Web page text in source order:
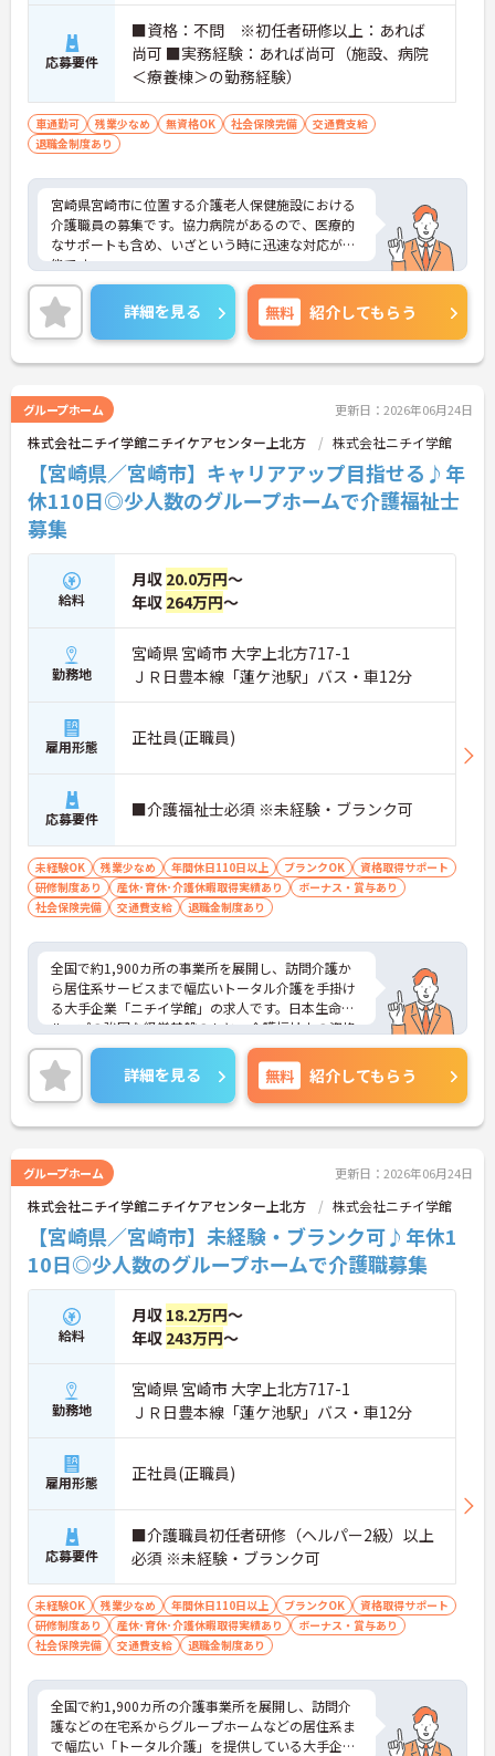
応募要件
■資格：不問 ※初任者研修以上：あれば
尚可 ■実務経験：あれば尚可（施設、病院
＜療養棟＞の勤務経験）
車通勤可 残業少なめ 無資格OK 社会保険完備
交通費支給
退職金制度あり
宮崎県宮崎市に位置する介護老人保健施設における
介護職員の募集です。協力病院があるので、医療的
なサポートも含め、いざという時に迅速な対応が可
能です。
残業は月平均4時間程度です。ワークライフバランス
を保ちながらご勤務いただけます。また、今回の募
集では資格や経験などは問いません。どなたでも介
護のお仕事にチャレンジしていただける環境です！
ご興味のある方には、面接対策ポイントなど、さら
い！
詳細を見る 無料 紹介してもらう
グループホーム 更新日：2026年06月24日
株式会社ニチイ学館ニチイケアセンター上北方 株式会社ニチイ学館
【宮崎県／宮崎市】キャリアアップ目指せる♪年
休110日◎少人数のグループホームで介護福祉士
募集
給料
月収 20.0万円～
年収 264万円～
勤務地
宮崎県 宮崎市 大字上北方717-1
ＪＲ日豊本線「蓮ケ池駅」バス・車12分
雇用形態 正社員(正職員)
応募要件 ■介護福祉士必須 ※未経験・ブランク可
未経験OK 残業少なめ 年間休日110日以上 ブランクOK
資格取得サポート
研修制度あり
産休･育休･介護休暇取得実績あり
ボーナス・賞与あり
社会保険完備
交通費支給 退職金制度あり
全国で約1,900カ所の事業所を展開し、訪問介護か
ら居住系サービスまで幅広いトータル介護を手掛け
る大手企業「ニチイ学館」の求人です。日本生命グ
ループの強固な経営基盤のもと、介護福祉士の資格
を最大限に活かしてキャリアアップできる環境が整
っています。毎月1万8000円の資格手当が支給され
るだけでなく、将来的にサービス管理者や拠点管理
者、ケアマネジャーへと進むための「サービス管理
者研修」等の充実した支援制度が魅力です。20～30
一方で、40～60代の方も安心できる最大2万円の勤
続年数手当や退職金制度などの福利厚生を完備して
います。企業主導型保育所の利用や10～18歳のお子
様への子ども手当などライフステージの変化にも対
応しており、グループホームでの1対1の丁寧なケア
という現場のやりがいを感じながら、確かなキャリ
アと長期的な働きやすさの両方を手に入れられる職
場です。
＜介護福祉士の資格を活かし、さらなる高みを目指
せる環境です＞大手ならではの丁寧な拠点研修や半
年間のOJTがあり、新しい職場への不安をしっかり
解消できます。1ユニット9名の少人数制グループホ
ームのため、お客様と1対1で深く関わるケアが叶う
受講し、施設長やケアマネジャーへステップアップ
できる明確なキャリアマップが用意されています
＜手厚い子育て支援！プライベートも大切にできる
環境＞ 「ワークライフバランスを重視する方にも大
変おすすめの求人です。希望を考慮したシフト作成
や半日単位で取得できる有給休暇など、無理なく働
ける体制が整っています。特に子育て支援が手厚
く、10～18歳のお子様を対象とした『子ども手当』
や、企業主導型保育所の利用手当（月1万円）など
も充実！ご家族の急な体調不良時には家族愛休暇も
ート体制です。
詳細を見る 無料 紹介してもらう
グループホーム 更新日：2026年06月24日
株式会社ニチイ学館ニチイケアセンター上北方 株式会社ニチイ学館
【宮崎県／宮崎市】未経験・ブランク可♪年休1
10日◎少人数のグループホームで介護職募集
給料
月収 18.2万円～
年収 243万円～
勤務地
宮崎県 宮崎市 大字上北方717-1
ＪＲ日豊本線「蓮ケ池駅」バス・車12分
雇用形態 正社員(正職員)
応募要件
■介護職員初任者研修（ヘルパー2級）以上
必須 ※未経験・ブランク可
未経験OK 残業少なめ 年間休日110日以上 ブランクOK
資格取得サポート
研修制度あり
産休･育休･介護休暇取得実績あり
ボーナス・賞与あり
社会保険完備
交通費支給 退職金制度あり
全国で約1,900カ所の介護事業所を展開し、訪問介
護などの在宅系からグループホームなどの居住系ま
で幅広い「トータル介護」を提供している大手企業